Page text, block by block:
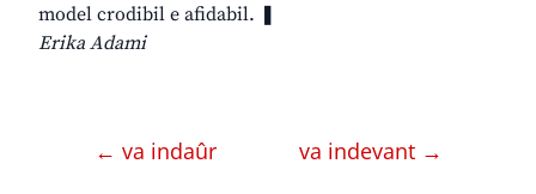
model crodibil e afidabil. ❚
Erika Adami
← va indaûr va indevant →